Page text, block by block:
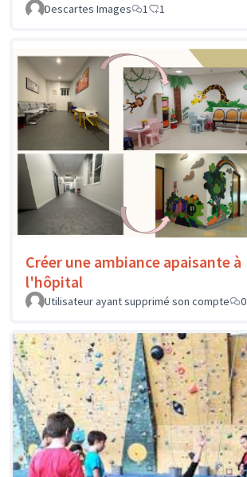
Descartes Images
1 1
Créer une ambiance apaisante à
l'hôpital
Utilisateur ayant supprimé son compte
0